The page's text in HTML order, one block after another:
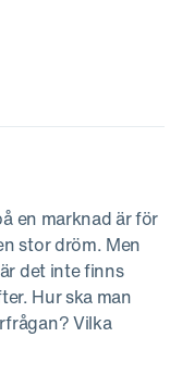
en marknad är för
stor dröm. Men
det inte finns
Hur ska man
Vilka